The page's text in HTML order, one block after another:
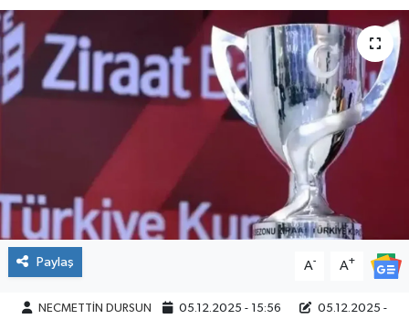
Paylaş A- A+
NECMETTİN DURSUN 05.12.2025 - 15:56
05.12.2025 -